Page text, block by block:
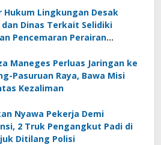
Hukum Lingkungan Desak
dan Dinas Terkait Selidiki
Pencemaran Perairan
Maneges Perluas Jaringan ke
Pasuruan Raya, Bawa Misi
Kezaliman
Nyawa Pekerja Demi
2 Truk Pengangkut Padi di
Ditilang Polisi